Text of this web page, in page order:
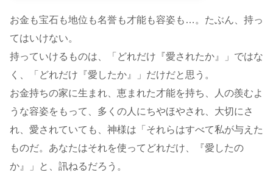
お金も宝石も地位も名誉も才能も容姿も…。たぶん、持っ
てはいけない。
持っていけるものは、「どれだけ『愛されたか』」ではな
く、「どれだけ『愛したか』」だけだと思う。
お金持ちの家に生まれ、恵まれた才能を持ち、人の羨むよ
うな容姿をもって、多くの人にちやほやされ、大切にさ
れ、愛されていても、神様は「それらはすべて私が与えた
ものだ。あなたはそれを使ってどれだけ、『愛したの
か』」と、訊ねるだろう。